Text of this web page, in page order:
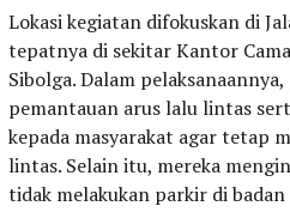
Lokasi kegiatan difokuskan di
tepatnya di sekitar Kantor
Sibolga. Dalam
pemantauan arus lalu lintas
kepada masyarakat agar tetap
lintas. Selain itu, mereka
tidak melakukan parkir di